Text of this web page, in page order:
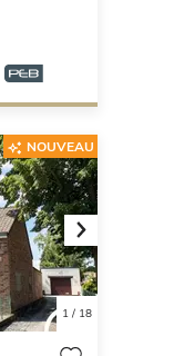
Next
1/ 18
NOUVEAU